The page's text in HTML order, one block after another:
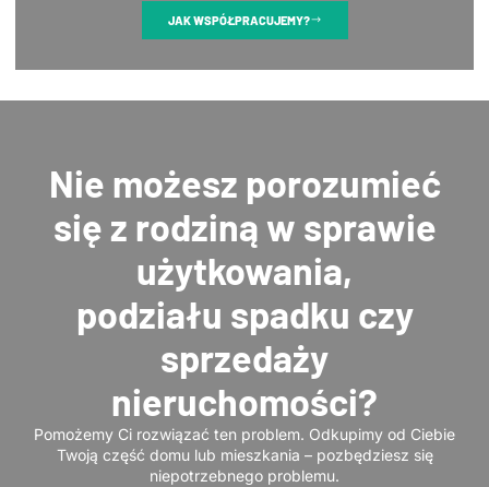
JAK WSPÓŁPRACUJEMY?
Nie możesz porozumieć
się z rodziną w sprawie
użytkowania,
podziału spadku czy
sprzedaży
nieruchomości?
Pomożemy Ci rozwiązać ten problem. Odkupimy od Ciebie
Twoją część domu lub mieszkania – pozbędziesz się
niepotrzebnego problemu.